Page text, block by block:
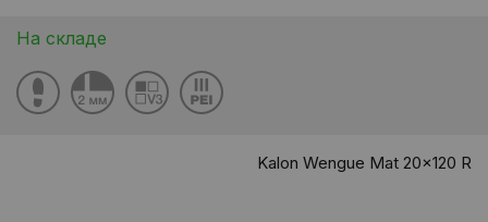
На складе
Kalon Wengue Mat 20x120 R